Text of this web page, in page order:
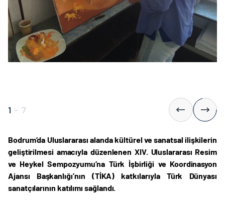
1 - 7
Bodrum’da Uluslararası alanda kültürel ve sanatsal ilişkilerin
geliştirilmesi amacıyla düzenlenen XIV. Uluslararası Resim
ve Heykel Sempozyumu’na Türk İşbirliği ve Koordinasyon
Ajansı Başkanlığı’nın (TİKA) katkılarıyla Türk Dünyası
sanatçılarının katılımı sağlandı.